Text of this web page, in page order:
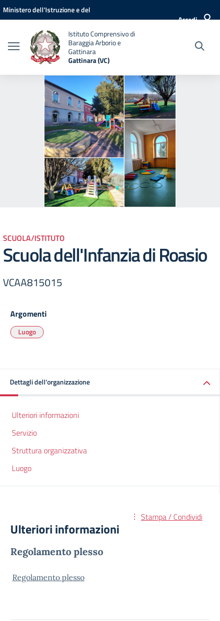
Vai ai contenuti
Vai al menu di navigazione
Vai al footer
Ministero dell'Istruzione e del
Accedi
Istituto Comprensivo di
Baraggia Arborio e
Gattinara
Gattinara (VC)
SCUOLA/ISTITUTO
Scuola dell'Infanzia di Roasio
VCAA815015
Argomenti
Luogo
Dettagli dell'organizzazione
Ulteriori informazioni
Servizio
Struttura organizzativa
Luogo
Stampa / Condividi
Ulteriori informazioni
Regolamento plesso
Regolamento plesso